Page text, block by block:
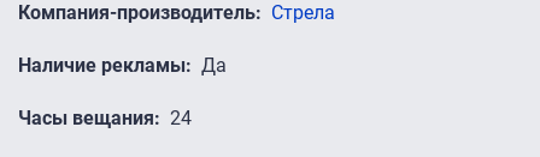
Компания-производитель Стрела
Наличие рекламы Да
Часы вещания 24